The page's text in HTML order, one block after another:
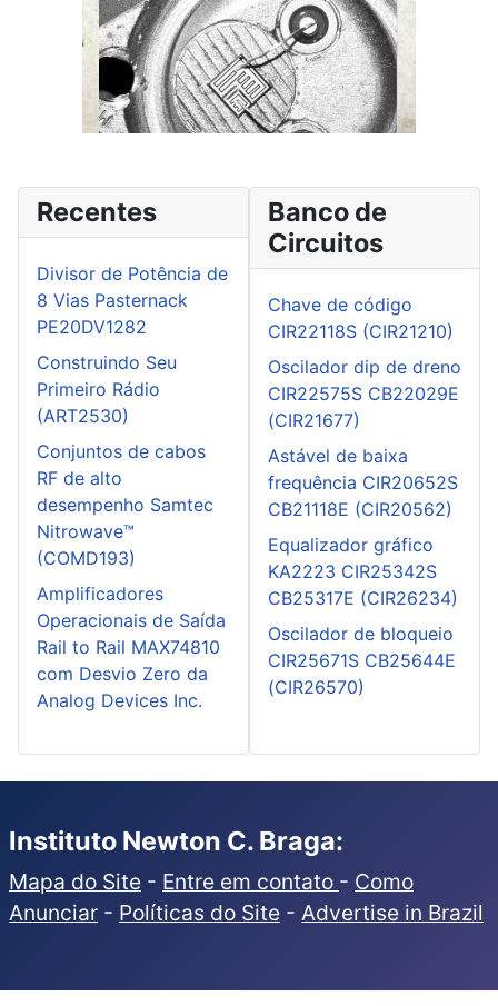
Recentes
Divisor de Potência de
8 Vias Pasternack
PE20DV1282
Construindo Seu
Primeiro Rádio
(ART2530)
Conjuntos de cabos
RF de alto
desempenho Samtec
Nitrowave™
(COMD193)
Amplificadores
Operacionais de Saída
Rail to Rail MAX74810
com Desvio Zero da
Analog Devices Inc.
Banco de
Circuitos
Chave de código
CIR22118S (CIR21210)
Oscilador dip de dreno
CIR22575S CB22029E
(CIR21677)
Astável de baixa
frequência CIR20652S
CB21118E (CIR20562)
Equalizador gráfico
KA2223 CIR25342S
CB25317E (CIR26234)
Oscilador de bloqueio
CIR25671S CB25644E
(CIR26570)
Instituto Newton C. Braga:
Mapa do Site - Entre em contato - Como
Anunciar - Políticas do Site - Advertise in Brazil